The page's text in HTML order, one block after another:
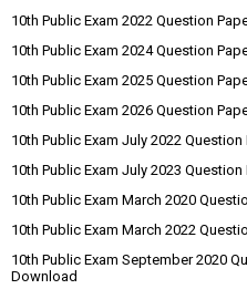
10th Public Exam 2022 Question
10th Public Exam 2024 Question
10th Public Exam 2025 Question
10th Public Exam 2026 Question
10th Public Exam July 2022
10th Public Exam July 2023
10th Public Exam March 2020
10th Public Exam March 2022
10th Public Exam September 2020
Download